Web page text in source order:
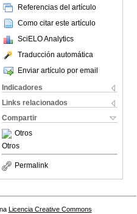
Referencias del artículo
Como citar este artículo
SciELO Analytics
Traducción automática
Enviar artículo por email
Indicadores
Links relacionados
Compartir
Otros
Otros
Permalink
Licencia Creative Commons